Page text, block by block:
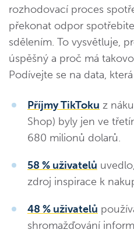
rozhodovací proces
překonat odpor
sdělením. To vysvětluje,
úspěšný a proč má
Podívejte se na data,
Příjmy TikToku z
Shop) byly jen ve
680 milionů dolarů.
58 % uživatelů
zdroj inspirace k
48 % uživatelů
shromažďování